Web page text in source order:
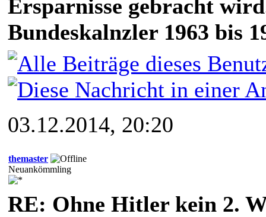
Ersparnisse gebracht
Bundeskalnzler 1963 bis
03.12.2014, 20:20
themaster
Neuankömmling
RE: Ohne Hitler kein 2.